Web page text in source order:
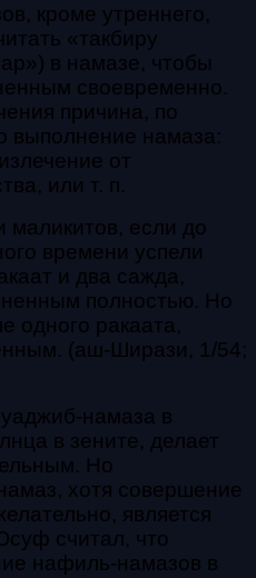
кроме утреннего,
«такбиру
в намазе, чтобы
своевременно.
причина, по
выполнение намаза:
от
или т. п.
если до
времени успели
и два сажда,
полностью. Но
одного ракаата,
(аш-Ширази, 1/54;
намаза в
в зените, делает
Но
хотя совершение
является
считал, что
нафиль-намазов в